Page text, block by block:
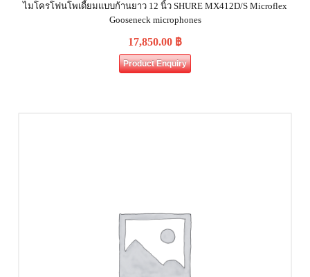
ไมโครโฟนโพเดี้ยมแบบก้านยาว 12 นิ้ว SHURE MX412D/S Microflex
Gooseneck microphones
17,850.00 ฿
Product Enquiry